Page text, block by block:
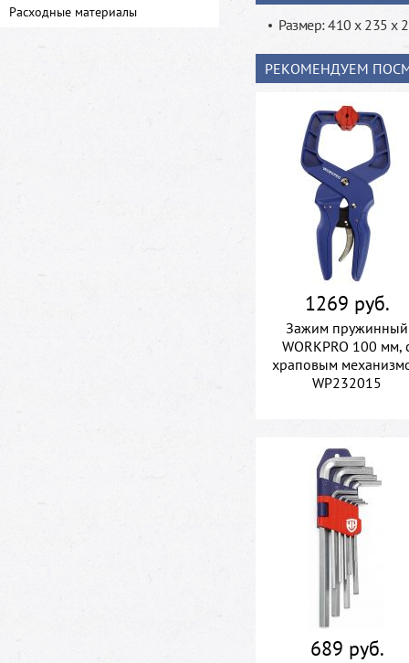
Расходные материалы
Размер: 410 x 235 x
РЕКОМЕНДУЕМ
1269 руб.
Зажим пружинный
WORKPRO 100 мм,
храповым
WP232015
689 руб.